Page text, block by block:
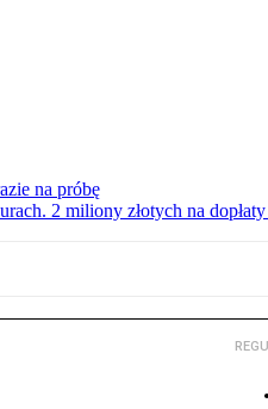
na próbę
2 miliony złotych na